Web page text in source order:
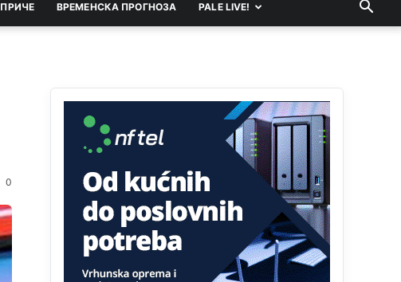
ПРИЧЕ ВРEМEНСКА ПРОГНОЗА PALE LIVE!
0
Drzi pod kontrolom tri stvari jezik,karakter i
ponasanje...Uzivotu brani tri stvari:cast,prijatelja i
zivota iskljuci tri stvari uvredu,neznanje
zavist.Sve dok si ziv gaji tri stvari
dobrotu,pamet i prijateljstvo!!
Анонимно2806721 12:39
791 BiH nije priznala Kosovo kao nezavisnu
državu jer genocidna tvorevina pravi smetnju a
recimo Srbija je davno
priznala.Na svakom